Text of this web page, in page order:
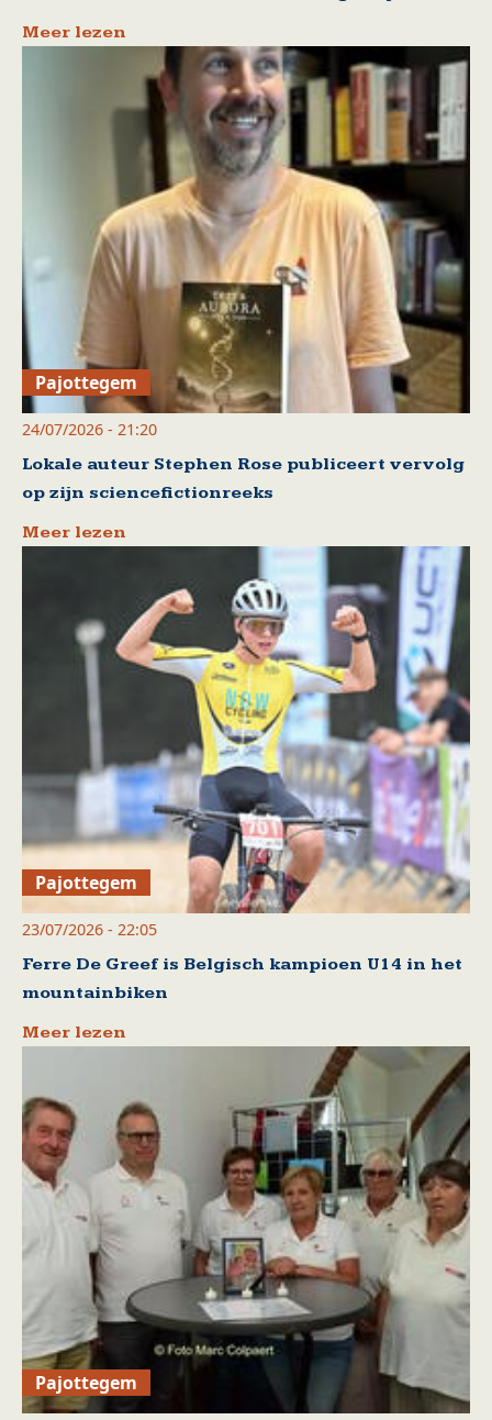
Meer lezen
Pajottegem
24/07/2026 - 21:20
Lokale auteur Stephen Rose publiceert vervolg
op zijn sciencefictionreeks
Meer lezen
Pajottegem
23/07/2026 - 22:05
Ferre De Greef is Belgisch kampioen U14 in het
mountainbiken
Meer lezen
Pajottegem